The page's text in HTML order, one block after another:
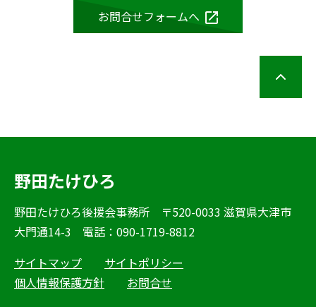
お問合せフォームへ
野田たけひろ
野田たけひろ後援会事務所 〒520-0033 滋賀県大津市
大門通14-3 電話：090-1719-8812
サイトマップ
サイトポリシー
個人情報保護方針
お問合せ